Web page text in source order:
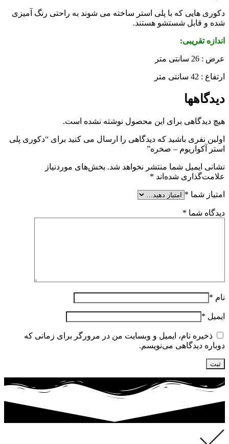
دکوری هایی که با پلی استر ساخته می شوند به راحتی رنگ آمیزی
شده و قابل شستشو هستند.
اندازه تقریبی:
عرض : 26 سانتی متر
ارتفاع : 42 سانتی متر
دیدگاهها
هیچ دیدگاهی برای این محصول نوشته نشده است.
اولین نفری باشید که دیدگاهی را ارسال می کنید برای “دکوری پلی
استر آکواریوم – صخره”
نشانی ایمیل شما منتشر نخواهد شد. بخش‌های موردنیاز
علامت‌گذاری شده‌اند *
امتیاز شما *
دیدگاه شما *
نام *
ایمیل *
ذخیره نام، ایمیل و وبسایت من در مرورگر برای زمانی که
دوباره دیدگاهی می‌نویسم.